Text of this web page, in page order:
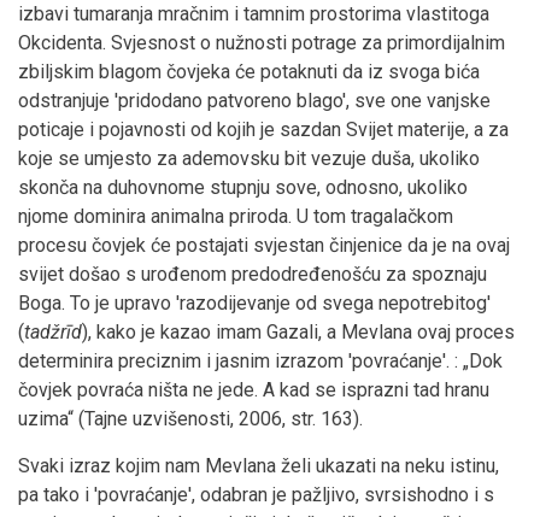
izbavi tumaranja mračnim i tamnim prostorima vlastitoga
Okcidenta. Svjesnost o nužnosti potrage za primordijalnim
zbiljskim blagom čovjeka će potaknuti da iz svoga bića
odstranjuje 'pridodano patvoreno blago', sve one vanjske
poticaje i pojavnosti od kojih je sazdan Svijet materije, a za
koje se umjesto za ademovsku bit vezuje duša, ukoliko
skonča na duhovnome stupnju sove, odnosno, ukoliko
njome dominira animalna priroda. U tom tragalačkom
procesu čovjek će postajati svjestan činjenice da je na ovaj
svijet došao s urođenom predodređenošću za spoznaju
Boga. To je upravo 'razodijevanje od svega nepotrebitog'
(tadžrīd), kako je kazao imam Gazali, a Mevlana ovaj proces
determinira preciznim i jasnim izrazom 'povraćanje'. : „Dok
čovjek povraća ništa ne jede. A kad se isprazni tad hranu
uzima“ (Tajne uzvišenosti, 2006, str. 163).
Svaki izraz kojim nam Mevlana želi ukazati na neku istinu,
pa tako i 'povraćanje', odabran je pažljivo, svrsishodno i s